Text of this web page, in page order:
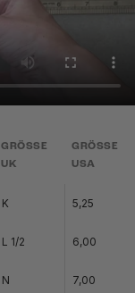
GRÖSSE
UK
GRÖSSE
USA
K 5,25
L 1/2 6,00
N 7,00